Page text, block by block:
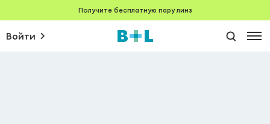
Получите бесплатную пару линз
Войти